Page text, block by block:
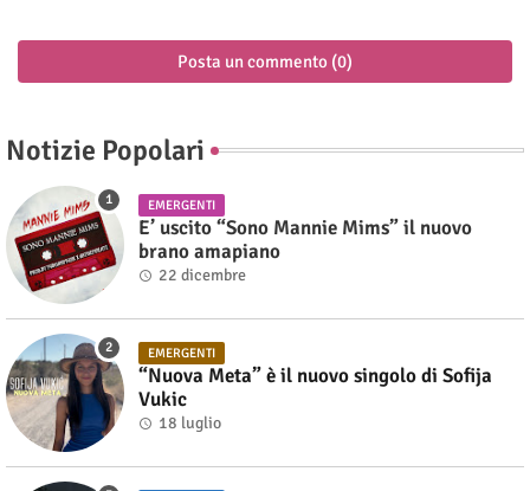
Posta un commento (0)
Notizie Popolari
EMERGENTI
E’ uscito “Sono Mannie Mims” il nuovo
brano amapiano
22 dicembre
EMERGENTI
“Nuova Meta” è il nuovo singolo di Sofija
Vukic
18 luglio